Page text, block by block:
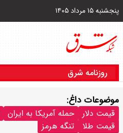
پنجشنبه ۱۵ مرداد ۱۴۰۵
روزنامه شرق
موضوعات داغ:
قیمت دلار حمله آمریکا به ایران
قیمت طلا
تنگه هرمز